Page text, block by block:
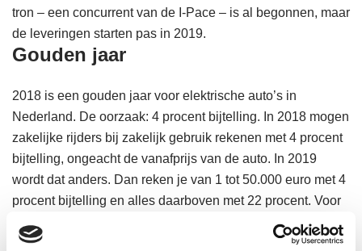
tron – een concurrent van de I-Pace – is al begonnen, maar
de leveringen starten pas in 2019.
Gouden jaar
2018 is een gouden jaar voor elektrische auto’s in
Nederland. De oorzaak: 4 procent bijtelling. In 2018 mogen
zakelijke rijders bij zakelijk gebruik rekenen met 4 procent
bijtelling, ongeacht de vanafprijs van de auto. In 2019
wordt dat anders. Dan reken je van 1 tot 50.000 euro met 4
procent bijtelling en alles daarboven met 22 procent. Voor
een batterij elektrische auto met een cataloguswaarde van
60.000 euro reken je dus over 10.000 euro met 22 procent